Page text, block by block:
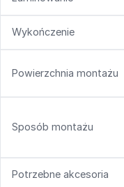
Wykończenie
Powierzchnia montażu
Sposób montażu
Potrzebne akcesoria